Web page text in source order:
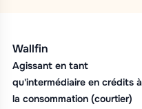
Wallfin
Agissant en tant
qu'intermédiaire en crédits à
la consommation (courtier)